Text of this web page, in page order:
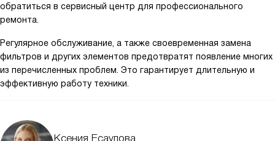
обратиться в сервисный центр для профессионального
ремонта.
Регулярное обслуживание, а также своевременная замена
фильтров и других элементов предотвратят появление многих
из перечисленных проблем. Это гарантирует длительную и
эффективную работу техники.
Ксения Есаулова